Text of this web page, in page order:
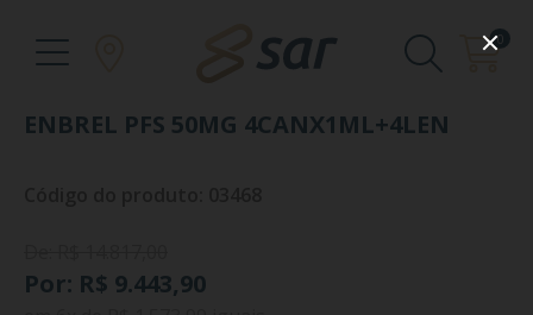
0
ENBREL PFS 50MG 4CANX1ML+4LEN
Por: R$ 9.443,90